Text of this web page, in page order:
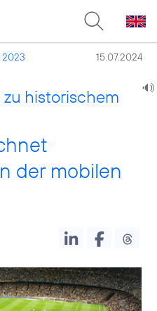
2023 15.07.2024
historischem
der mobilen